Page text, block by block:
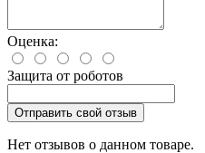
Оценка:
Защита от роботов
Отправить свой отзыв
Нет отзывов о данном товаре.